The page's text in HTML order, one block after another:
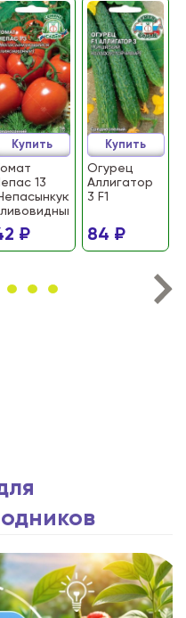
13
₽
Купить
Огурец
Аллигатор
3 F1
84 ₽
Купить